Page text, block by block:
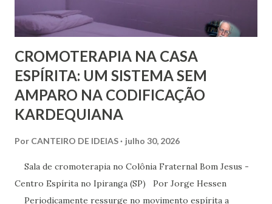
CROMOTERAPIA NA CASA
ESPÍRITA: UM SISTEMA SEM
AMPARO NA CODIFICAÇÃO
KARDEQUIANA
Por CANTEIRO DE IDEIAS julho 30, 2026
Sala de cromoterapia no Colônia Fraternal Bom Jesus -
Centro Espírita no Ipiranga (SP) Por Jorge Hessen
Periodicamente ressurge no movimento espírita a